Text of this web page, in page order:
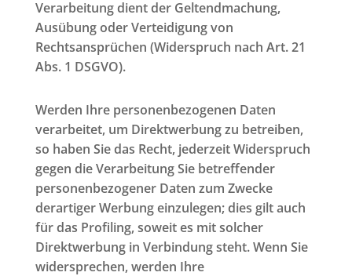
Verarbeitung dient der Geltendmachung,
Ausübung oder Verteidigung von
Rechtsansprüchen (Widerspruch nach Art. 21
Abs. 1 DSGVO).
Werden Ihre personenbezogenen Daten
verarbeitet, um Direktwerbung zu betreiben,
so haben Sie das Recht, jederzeit Widerspruch
gegen die Verarbeitung Sie betreffender
personenbezogener Daten zum Zwecke
derartiger Werbung einzulegen; dies gilt auch
für das Profiling, soweit es mit solcher
Direktwerbung in Verbindung steht. Wenn Sie
widersprechen, werden Ihre